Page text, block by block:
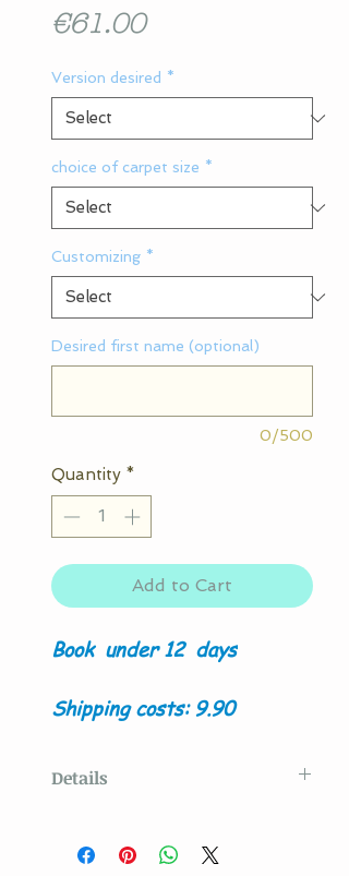
€61.00Price
Version desired *
choice of carpet size *
Customizing *
Desired first name (optional)
0/500
Quantity *
Add to Cart
Book under 12 days
Shipping costs: 9.90
Details
La Couture By Titia